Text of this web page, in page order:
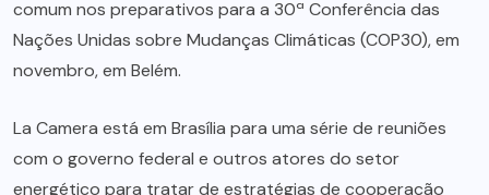
comum nos preparativos para a 30ª Conferência das
Nações Unidas sobre Mudanças Climáticas (COP30), em
novembro, em Belém.
La Camera está em Brasília para uma série de reuniões
com o governo federal e outros atores do setor
energético para tratar de estratégias de cooperação